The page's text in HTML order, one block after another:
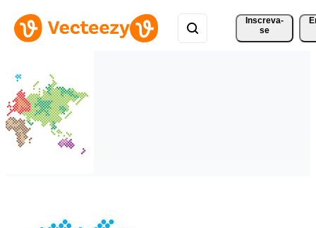
Inscreva-
se